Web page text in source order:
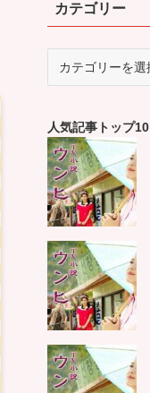
カテゴリー
ー
人気記事トップ10